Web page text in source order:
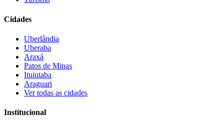
Cidades
Uberlândia
Uberaba
Araxá
Patos de Minas
Ituiutaba
Araguari
Ver todas as cidades
Institucional